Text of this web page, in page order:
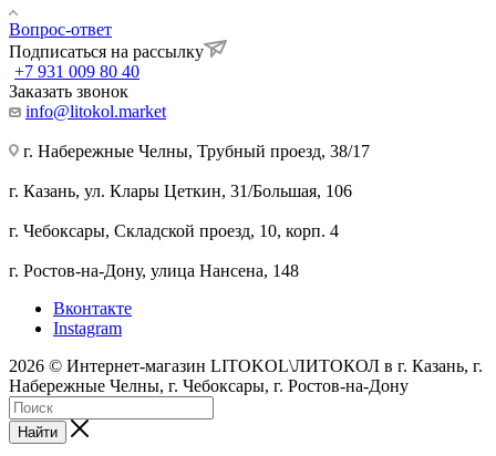
Вопрос-ответ
Подписаться на рассылку
+7 931 009 80 40
Заказать звонок
info@litokol.market
г. Набережные Челны, Трубный проезд, 38/17
г. Казань, ул. Клары Цеткин, 31/Большая, 106
г. Чебоксары, Складской проезд, 10, корп. 4
г. Ростов-на-Дону, улица Нансена, 148
Вконтакте
Instagram
2026 © Интернет-магазин LITOKOL\ЛИТОКОЛ в г. Казань, г.
Набережные Челны, г. Чебоксары, г. Ростов-на-Дону
Найти